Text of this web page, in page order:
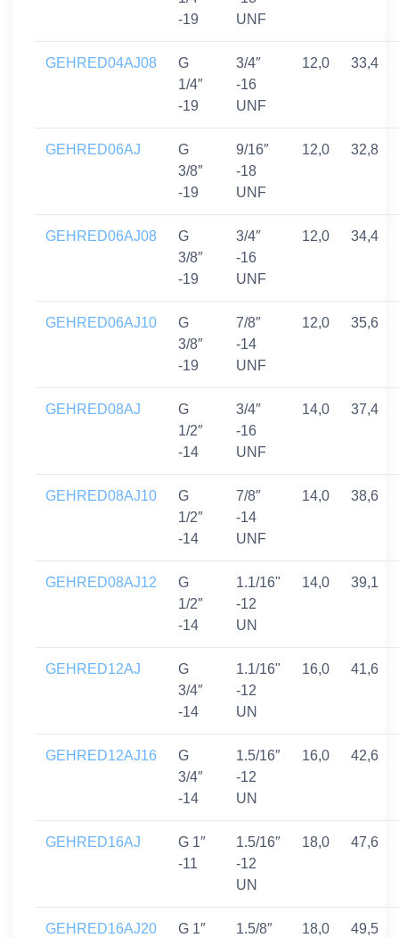
-19
UNF
GEHRED04AJ08
G
1/4″
-19
3/4″
-16
UNF
12,0 33,4
GEHRED06AJ
G
3/8″
-19
9/16″
-18
UNF
12,0 32,8
GEHRED06AJ08
G
3/8″
-19
3/4″
-16
UNF
12,0 34,4
GEHRED06AJ10
G
3/8″
-19
7/8″
-14
UNF
12,0 35,6
GEHRED08AJ
G
1/2″
-14
3/4″
-16
UNF
14,0 37,4
GEHRED08AJ10
G
1/2″
-14
7/8″
-14
UNF
14,0 38,6
GEHRED08AJ12
G
1/2″
-14
1.1/16"
-12
UN
14,0 39,1
GEHRED12AJ
G
3/4″
-14
1.1/16"
-12
UN
16,0 41,6
GEHRED12AJ16
G
3/4″
-14
1.5/16″
-12
UN
16,0 42,6
GEHRED16AJ
G 1″
-11
1.5/16″
-12
UN
18,0 47,6
GEHRED16AJ20
G 1″
1.5/8″
18,0 49,5